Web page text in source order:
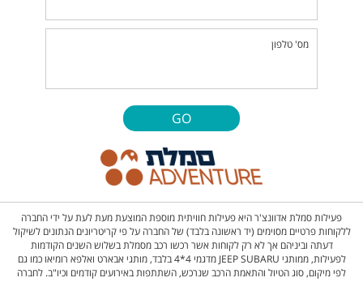
מס' טלפון
GO
פעילות סמלת אדוונצ'ר היא פעילות חוויתית מוספת המוצעת מעת לעת על ידי החברה
ללקוחות פרטיים מסוימים (יד ראשונה בלבד) של החברה על פי קריטריונים הנתונים לשיקול
דעתה וביניהם אך לא רק לקוחות אשר רכשו רכב מסמלת בשלוש השנים הקודמות
לפעילות, ממותגי JEEP SUBARU מדגמי 4*4 בלבד, מותגי אבארט ואלפא רומיאו כמו גם
לפי מיקום, סוג הטיול והתאמת הרכב שנרכש, השתתפות באירועים קודמים וכיו"ב. לחברה